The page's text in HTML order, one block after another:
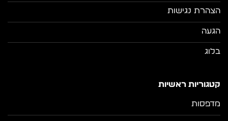
הצהרת נגישות
הגעה
בלוג
קטגוריות ראשיות
מדפסות